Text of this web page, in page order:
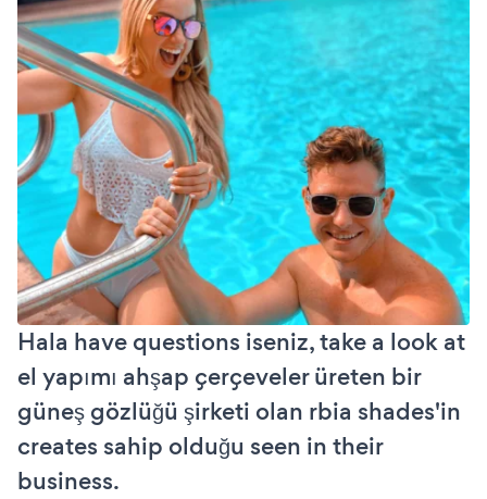
Hala have questions iseniz, take a look at
el yapımı ahşap çerçeveler üreten bir
güneş gözlüğü şirketi olan rbia shades'in
creates sahip olduğu seen in their
business.